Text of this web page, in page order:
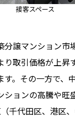
接客スペース
分譲マンション市
り取引価格が上昇
す。その一方で、
ションの高騰や旺
千代田区、港区